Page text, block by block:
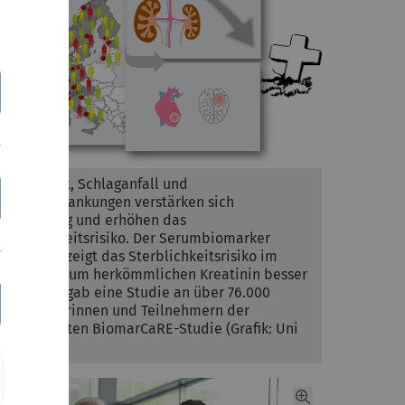
Herzinfarkt, Schlaganfall und
Nierenerkrankungen verstärken sich
und erhöhen das
Sterblichkeitsrisiko. Der Serumbiomarker
C zeigt das Sterblichkeitsrisiko im
Vergleich zum herkömmlichen Kreatinin besser
an. Dies ergab eine Studie an über 76.000
Teilnehmerinnen und Teilnehmern der
BiomarCaRE-Studie (Grafik: Uni